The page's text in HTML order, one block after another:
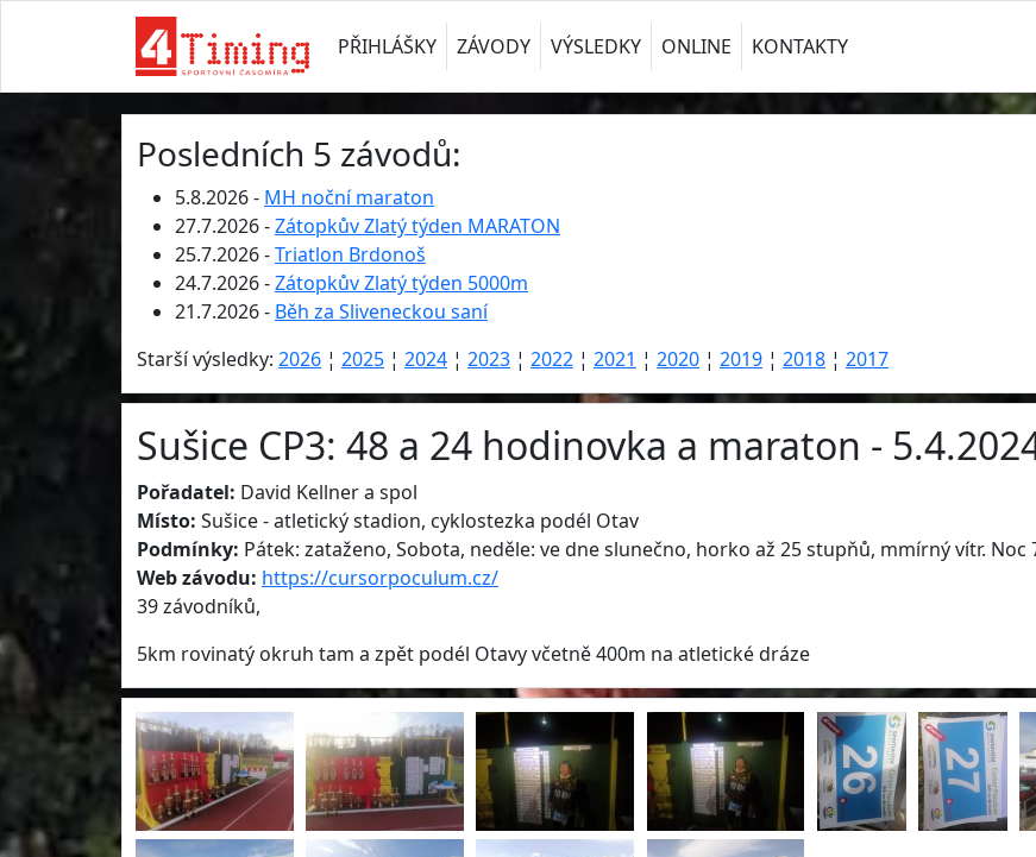
PŘIHLÁŠKY ZÁVODY VÝSLEDKY ONLINE KONTAKTY
Posledních 5 závodů:
5.8.2026 - MH noční maraton
27.7.2026 -Zátopkův Zlatý týden MARATON
25.7.2026 -Triatlon Brdonoš
24.7.2026 -Zátopkův Zlatý týden 5000m
21.7.2026 - Běh za Sliveneckou saní
Starší výsledky: 2026 ¦ 2025 ¦ 2024 ¦ 2023 ¦ 2022 ¦ 2021 ¦ 2020 ¦ 2019 ¦ 2018 ¦ 2017
Sušice CP3: 48 a 24 hodinovka a maraton -
Pořadatel: David Kellner a spol
Místo: Sušice - atletický stadion, cyklostezka podél Otav
Podmínky: Pátek: zataženo, Sobota, neděle: ve dne slunečno, horko až 25 stupňů, mmírný vítr. Noc
Web závodu: https://cursorpoculum.cz/
39 závodníků,
5km rovinatý okruh tam a zpět podél Otavy včetně 400m na atletické dráze